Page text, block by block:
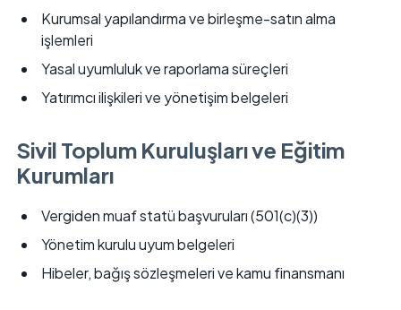
Kurumsal yapılandırma ve birleşme-satın alma
işlemleri
Yasal uyumluluk ve raporlama süreçleri
Yatırımcı ilişkileri ve yönetişim belgeleri
Sivil Toplum Kuruluşları ve Eğitim
Kurumları
Vergiden muaf statü başvuruları (501(c)(3))
Yönetim kurulu uyum belgeleri
Hibeler, bağış sözleşmeleri ve kamu finansmanı